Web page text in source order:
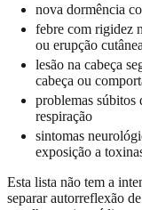
nova dormência
febre com rigidez
ou erupção cutânea
lesão na cabeça
cabeça ou
problemas súbitos
respiração
sintomas
exposição a
Esta lista não tem a
separar autorreflexão